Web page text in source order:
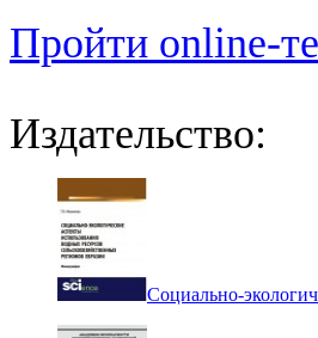
Пройти online-
Издательство:
Социально-